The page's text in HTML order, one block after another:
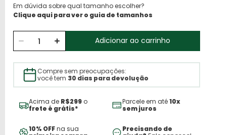
Em dúvida sobre qual tamanho escolher?
Clique aqui para ver o guia de tamanhos
Adicionar ao carrinho
Compre sem preocupações:
você tem 30 dias para devolução
Acima de R$299o
frete é grátis*
Parcele em até10x
sem juros
10% OFFna sua
Precisando de